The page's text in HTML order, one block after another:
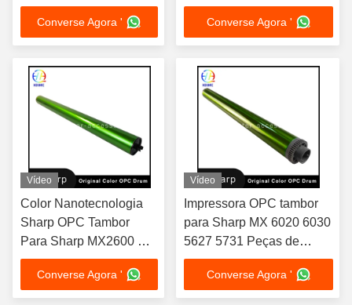
M5051 M5070 M5071
Converse Agora '
MX-M310 MX-M314N MX-
M356NConverse Agora '
Vídeo
Color Nanotecnologia
Sharp OPC Tambor
Para Sharp MX2600 MX
2601 MX3100 MX3101
MX4100 MX4101
MX5001
Converse Agora '
Vídeo
Impressora OPC tambor
para Sharp MX 6020 6030
5627 5731 Peças de
impressora
Converse Agora '